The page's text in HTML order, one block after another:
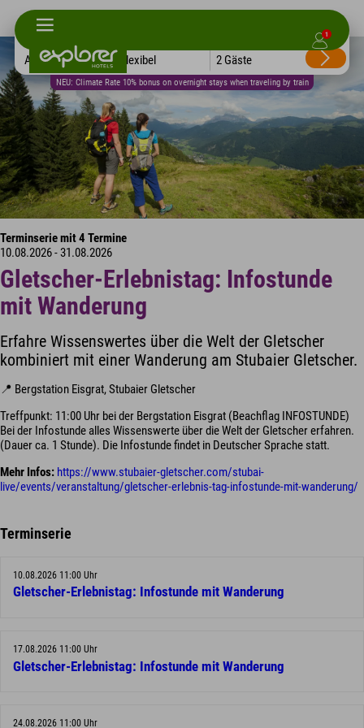
1
NEU: Climate Rate 10% bonus on overnight stays when traveling by train
Alle Hotels Flexibel 2 Gäste
Terminserie mit 4 Termine
10.08.2026 - 31.08.2026
Gletscher-Erlebnistag: Infostunde
mit Wanderung
Erfahre Wissenswertes über die Welt der Gletscher
kombiniert mit einer Wanderung am Stubaier Gletscher.
📍 Bergstation Eisgrat, Stubaier Gletscher
Treffpunkt: 11:00 Uhr bei der Bergstation Eisgrat (Beachflag INFOSTUNDE)
Bei der Infostunde alles Wissenswerte über die Welt der Gletscher erfahren.
(Dauer ca. 1 Stunde). Die Infostunde findet in Deutscher Sprache statt.
Mehr Infos: https://www.stubaier-gletscher.com/stubai-
live/events/veranstaltung/gletscher-erlebnis-tag-infostunde-mit-wanderung/
Terminserie
10.08.2026 11:00 Uhr
Gletscher-Erlebnistag: Infostunde mit Wanderung
17.08.2026 11:00 Uhr
Gletscher-Erlebnistag: Infostunde mit Wanderung
24.08.2026 11:00 Uhr